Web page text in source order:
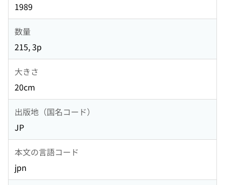
1989
数量
215, 3p
大きさ
20cm
出版地（国名コード）
JP
本文の言語コード
jpn